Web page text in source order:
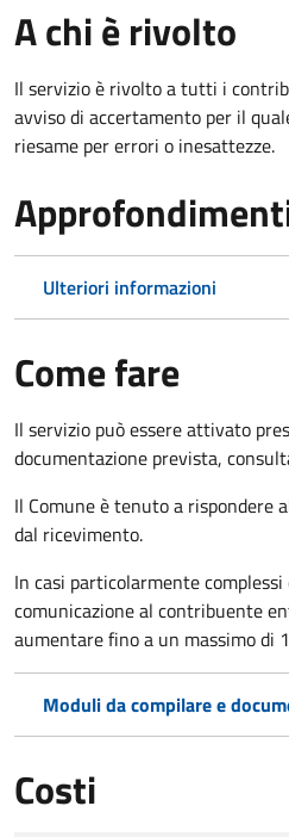
A chi è rivolto
Il servizio è rivolto a tutti i
avviso di accertamento per il
riesame per errori o inesattezze.
Ulteriori informazioni
Come fare
Il servizio può essere attivato
documentazione prevista,
Il Comune è tenuto a rispondere
dal ricevimento.
In casi particolarmente
comunicazione al contribuente
aumentare fino a un massimo di
Moduli da compilare e
Costi